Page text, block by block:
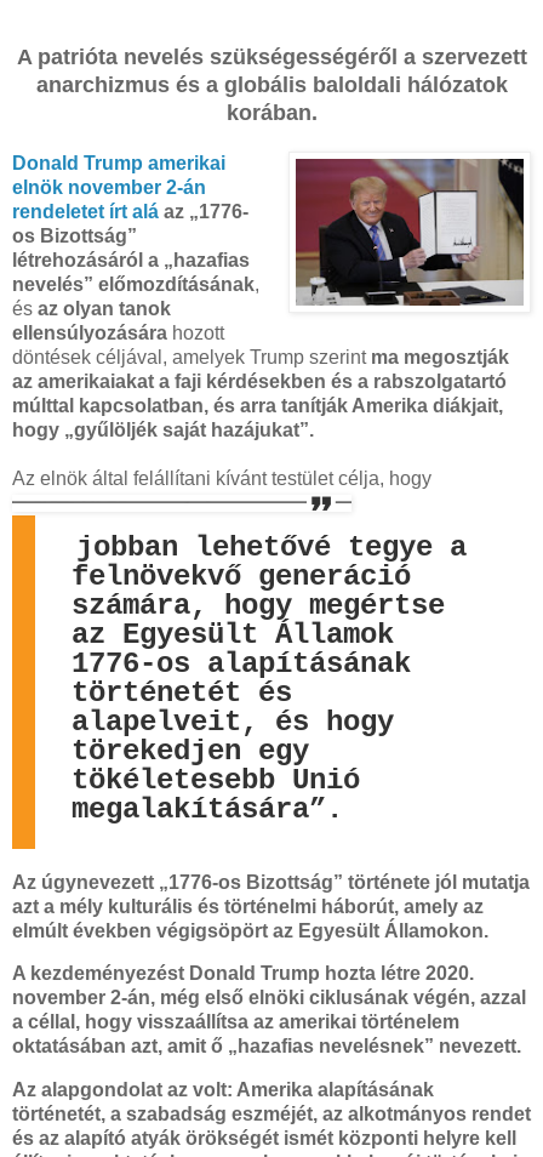
A patrióta nevelés szükségességéről a szervezett
anarchizmus és a globális baloldali hálózatok
korában.
Donald Trump amerikai
elnök november 2-án
rendeletet írt alá az „1776-
os Bizottság”
létrehozásáról a „hazafias
nevelés” előmozdításának,
és az olyan tanok
ellensúlyozására hozott
döntések céljával, amelyek Trump szerint ma megosztják
az amerikaiakat a faji kérdésekben és a rabszolgatartó
múlttal kapcsolatban, és arra tanítják Amerika diákjait,
hogy „gyűlöljék saját hazájukat”.
Az elnök által felállítani kívánt testület célja, hogy
jobban lehetővé tegye a
felnövekvő generáció
számára, hogy megértse
az Egyesült Államok
1776-os alapításának
történetét és
alapelveit, és hogy
törekedjen egy
tökéletesebb Unió
megalakítására”.
Az úgynevezett „1776-os Bizottság” története jól mutatja
azt a mély kulturális és történelmi háborút, amely az
elmúlt években végigsöpört az Egyesült Államokon.
A kezdeményezést Donald Trump hozta létre 2020.
november 2-án, még első elnöki ciklusának végén, azzal
a céllal, hogy visszaállítsa az amerikai történelem
oktatásában azt, amit ő „hazafias nevelésnek” nevezett.
Az alapgondolat az volt: Amerika alapításának
történetét, a szabadság eszméjét, az alkotmányos rendet
és az alapító atyák örökségét ismét központi helyre kell